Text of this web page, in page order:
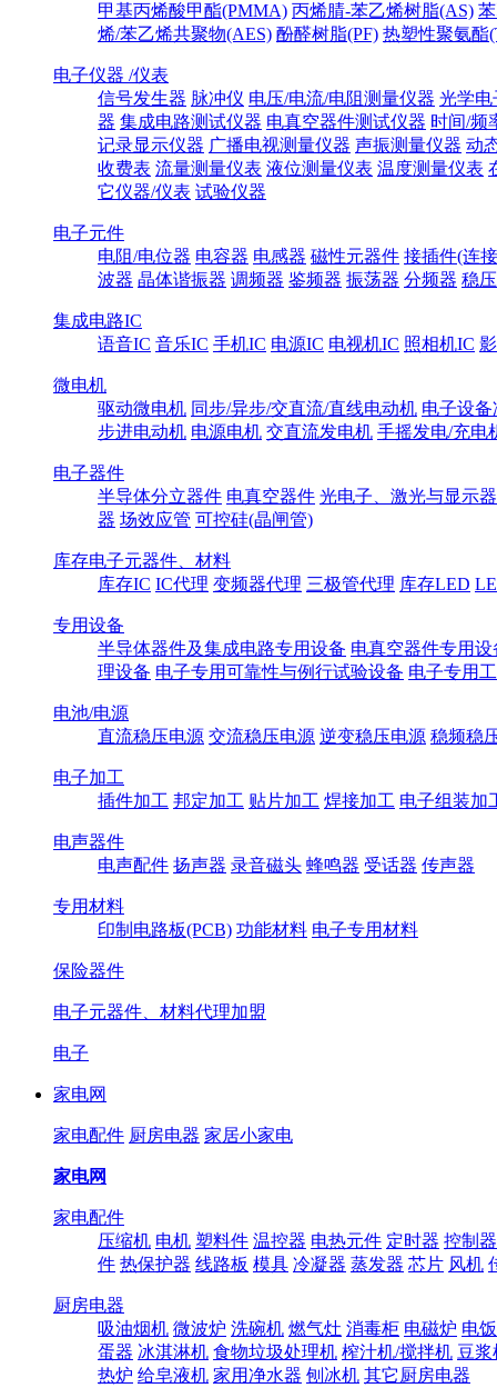
甲基丙烯酸甲酯(PMMA) 丙烯腈-苯乙烯树脂(AS)
烯/苯乙烯共聚物(AES) 酚醛树脂(PF) 热塑性聚氨酯
电子仪器 /仪表
信号发生器 脉冲仪 电压/电流/电阻测量仪器 光学电
器 集成电路测试仪器 电真空器件测试仪器 时间/频
记录显示仪器 广播电视测量仪器 声振测量仪器 动
收费表 流量测量仪表 液位测量仪表 温度测量仪表
它仪器/仪表 试验仪器
电子元件
电阻/电位器 电容器 电感器 磁性元器件 接插件(连
波器 晶体谐振器 调频器 鉴频器 振荡器 分频器 稳
集成电路IC
语音IC 音乐IC 手机IC 电源IC 电视机IC 照相机IC
微电机
驱动微电机 同步/异步/交直流/直线电动机 电子设
步进电动机 电源电机 交直流发电机 手摇发电/充电
电子器件
半导体分立器件 电真空器件 光电子、激光与显示
器 场效应管 可控硅(晶闸管)
库存电子元器件、材料
库存IC IC代理 变频器代理 三极管代理 库存LED
专用设备
半导体器件及集成电路专用设备 电真空器件专用设
理设备 电子专用可靠性与例行试验设备 电子专用
电池/电源
直流稳压电源 交流稳压电源 逆变稳压电源 稳频稳
电子加工
插件加工 邦定加工 贴片加工 焊接加工 电子组装加
电声器件
电声配件 扬声器 录音磁头 蜂鸣器 受话器 传声器
专用材料
印制电路板(PCB) 功能材料 电子专用材料
保险器件
电子元器件、材料代理加盟
电子
家电网
家电配件 厨房电器 家居小家电
家电网
家电配件
压缩机 电机 塑料件 温控器 电热元件 定时器 控制器
件 热保护器 线路板 模具 冷凝器 蒸发器 芯片 风机
厨房电器
吸油烟机 微波炉 洗碗机 燃气灶 消毒柜 电磁炉 电
蛋器 冰淇淋机 食物垃圾处理机 榨汁机/搅拌机 豆浆
热炉 给皂液机 家用净水器 刨冰机 其它厨房电器